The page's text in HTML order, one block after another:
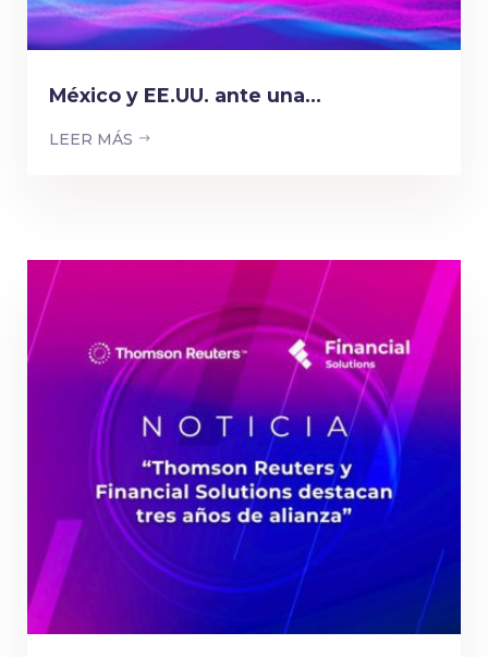
México y EE.UU. ante una...
LEER MÁS